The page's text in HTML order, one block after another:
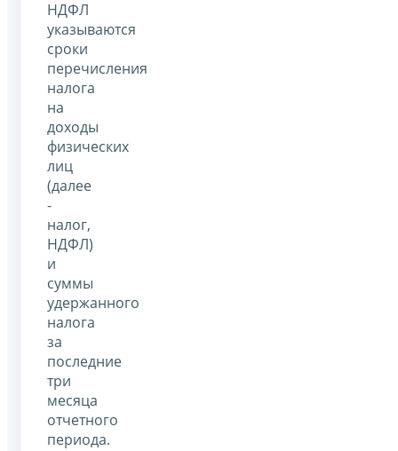
НДФЛ
указываются
сроки
перечисления
налога
на
доходы
физических
лиц
(далее
-
налог,
НДФЛ)
и
суммы
удержанного
налога
за
последние
три
месяца
отчетного
периода.